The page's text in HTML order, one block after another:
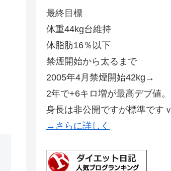
最終目標
体重44kg台維持
体脂肪16％以下
禁煙開始から太るまで
2005年4月禁煙開始42kg→
2年で+6キロ増が最高デブ値。
身長は非公開ですが標準ですｖ
→さらに詳しく